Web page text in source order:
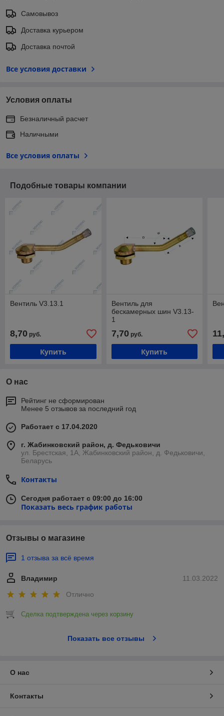
Самовывоз
Доставка курьером
Доставка почтой
Все условия доставки
Условия оплаты
Безналичный расчет
Наличными
Все условия оплаты
Подобные товары компании
Вентиль V3.13.1
8,70 руб.
Купить
Вентиль для
бескамерных шин V3.13-
1
7,70руб.
Купить
О нас
Рейтинг не сформирован
Менее 5 отзывов за последний год
Работает с 17.04.2020
г. Жабинковский район, д. Федьковичи
ул. Брестская, 1А, Жабинковский район, д. Федьковичи,
Беларусь
Контакты
Сегодня работает с 09:00 до 16:00
Показать весь график работы
Отзывы о магазине
1 отзыва за всё время
11.03.2022
Владимир
Отлично
Сделка подтверждена через корзину
Показать все отзывы
О нас
Контакты